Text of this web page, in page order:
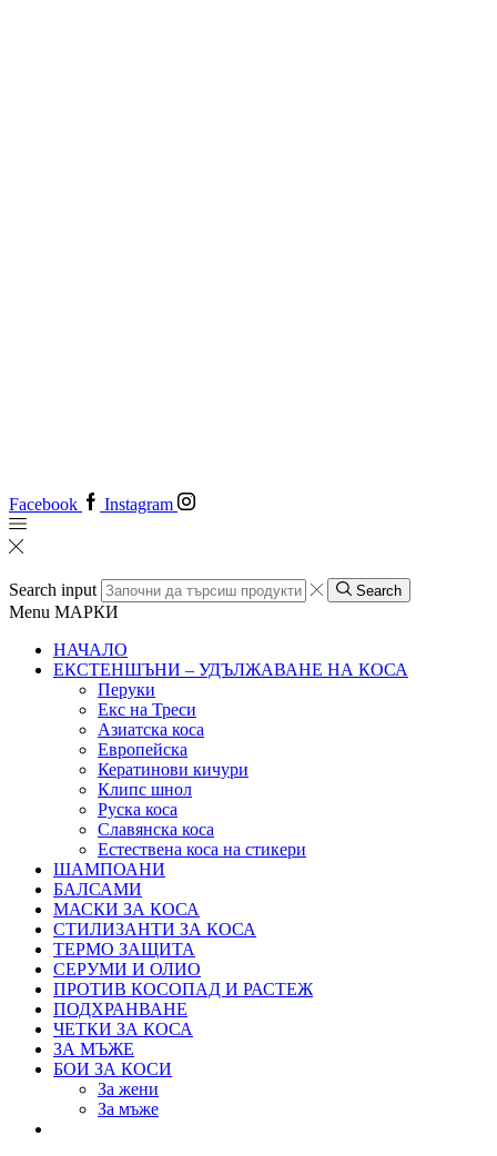
Facebook Instagram
Search input Search
Menu МАРКИ
НАЧАЛО
ЕКСТЕНШЪНИ – УДЪЛЖАВАНЕ НА КОСА
Перуки
Екс на Треси
Азиатска коса
Европейска
Кератинови кичури
Клипс шнол
Руска коса
Славянска коса
Естествена коса на стикери
ШАМПОАНИ
БАЛСАМИ
МАСКИ ЗА КОСА
СТИЛИЗАНТИ ЗА КОСА
ТЕРМО ЗАЩИТА
СЕРУМИ И ОЛИО
ПРОТИВ КОСОПАД И РАСТЕЖ
ПОДХРАНВАНЕ
ЧЕТКИ ЗА КОСА
ЗА МЪЖЕ
БОИ ЗА КОСИ
За жени
За мъже